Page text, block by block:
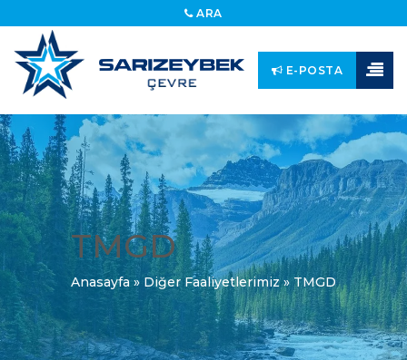
E-POSTA
ARA
TMGD
Anasayfa» Diğer Faaliyetlerimiz»TMGD